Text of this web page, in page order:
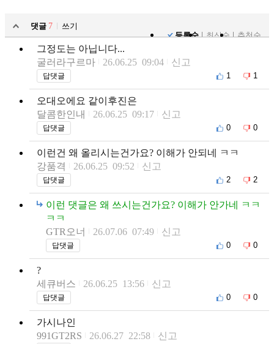
댓글 7
쓰기
등록순
최신순 추천순
그정도는 아닙니다...
굴러라구르마
26.06.25 09:04 신고
답댓글 1 1
오대오에요 같이후진은
달콤한인내
26.06.25 09:17 신고
답댓글 0 0
이런건 왜 올리시는건가요? 이해가 안되네 ㅋㅋ
강품격
26.06.25 09:52 신고
답댓글 2 2
이런 댓글은 왜 쓰시는건가요? 이해가 안가네 ㅋㅋ
ㅋㅋ
GTR오너
26.07.06 07:49 신고
답댓글 0 0
?
세큐버스
26.06.25 13:56 신고
답댓글 0 0
가시나인
991GT2RS
26.06.27 22:58 신고